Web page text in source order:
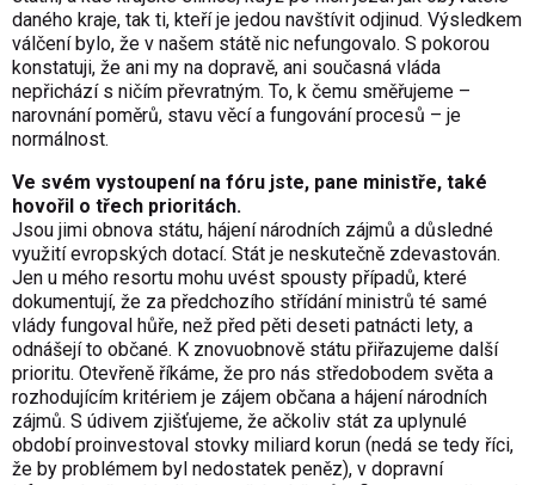
daného kraje, tak ti, kteří je jedou navštívit odjinud. Výsledkem
válčení bylo, že v našem státě nic nefungovalo. S pokorou
konstatuji, že ani my na dopravě, ani současná vláda
nepřichází s ničím převratným. To, k čemu směřujeme –
narovnání poměrů, stavu věcí a fungování procesů – je
normálnost.
Ve svém vystoupení na fóru jste, pane ministře, také
hovořil o třech prioritách.
Jsou jimi obnova státu, hájení národních zájmů a důsledné
využití evropských dotací. Stát je neskutečně zdevastován.
Jen u mého resortu mohu uvést spousty případů, které
dokumentují, že za předchozího střídání ministrů té samé
vlády fungoval hůře, než před pěti deseti patnácti lety, a
odnášejí to občané. K znovuobnově státu přiřazujeme další
prioritu. Otevřeně říkáme, že pro nás středobodem světa a
rozhodujícím kritériem je zájem občana a hájení národních
zájmů. S údivem zjišťujeme, že ačkoliv stát za uplynulé
období proinvestoval stovky miliard korun (nedá se tedy říci,
že by problémem byl nedostatek peněz), v dopravní